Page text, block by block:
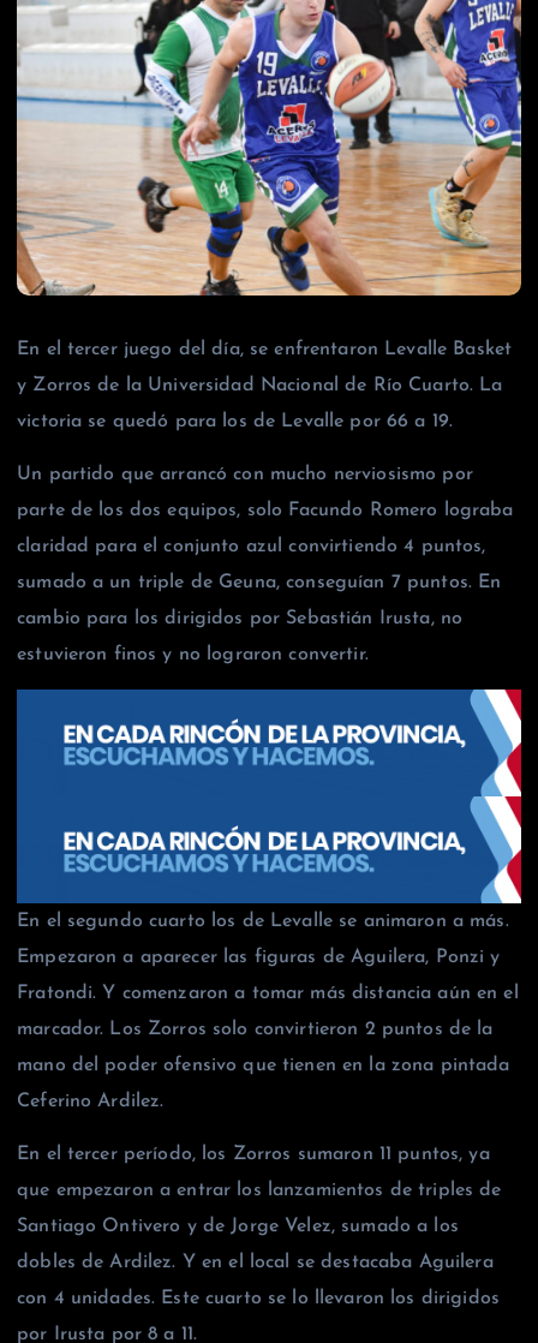
En el tercer juego del día, se enfrentaron Levalle Basket
y Zorros de la Universidad Nacional de Río Cuarto. La
victoria se quedó para los de Levalle por 66 a 19.
Un partido que arrancó con mucho nerviosismo por
parte de los dos equipos, solo Facundo Romero lograba
claridad para el conjunto azul convirtiendo 4 puntos,
sumado a un triple de Geuna, conseguían 7 puntos. En
cambio para los dirigidos por Sebastián Irusta, no
estuvieron finos y no lograron convertir.
En el segundo cuarto los de Levalle se animaron a más.
Empezaron a aparecer las figuras de Aguilera, Ponzi y
Fratondi. Y comenzaron a tomar más distancia aún en el
marcador. Los Zorros solo convirtieron 2 puntos de la
mano del poder ofensivo que tienen en la zona pintada
Ceferino Ardilez.
En el tercer período, los Zorros sumaron 11 puntos, ya
que empezaron a entrar los lanzamientos de triples de
Santiago Ontivero y de Jorge Velez, sumado a los
dobles de Ardilez. Y en el local se destacaba Aguilera
con 4 unidades. Este cuarto se lo llevaron los dirigidos
por Irusta por 8 a 11.